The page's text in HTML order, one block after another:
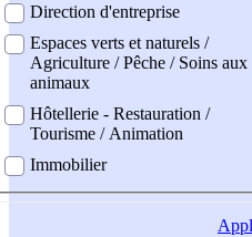
Direction d'entreprise
Espaces verts et naturels /
Agriculture / Pêche / Soins aux
animaux
Hôtellerie - Restauration /
Tourisme / Animation
Immobilier